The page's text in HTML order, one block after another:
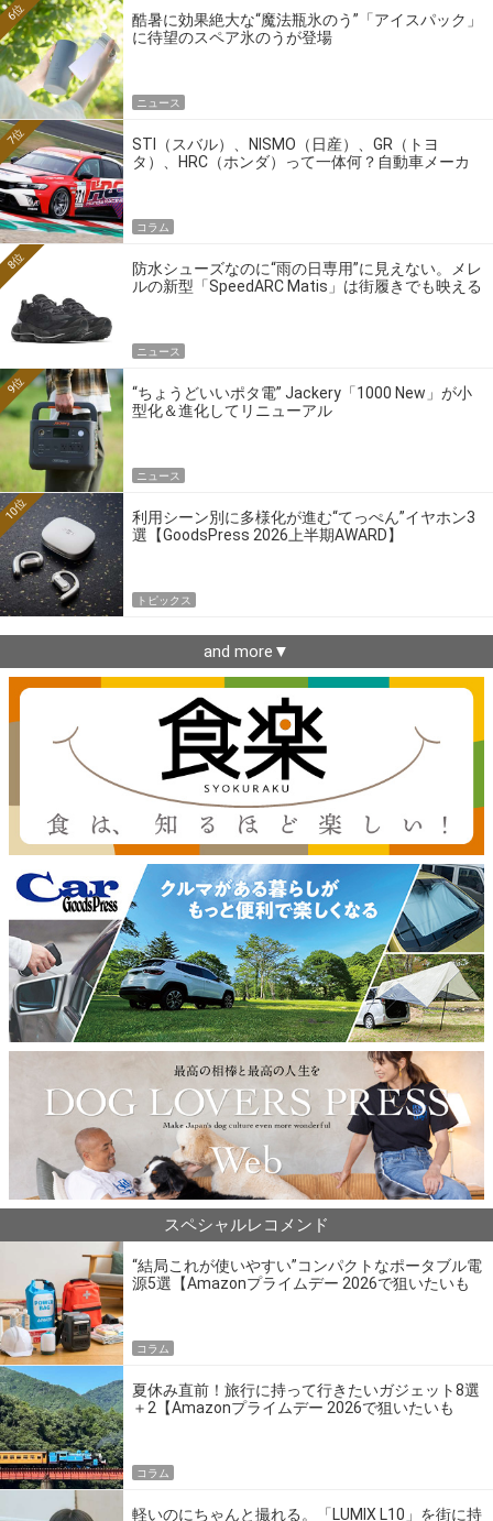
酷暑に効果絶大な“魔法瓶氷のう”「アイスパック」
に待望のスペア氷のうが登場
6位
ニュース
STI（スバル）、NISMO（日産）、GR（トヨ
タ）、HRC（ホンダ）って一体何？自動車メーカ
7位
コラム
防水シューズなのに“雨の日専用”に見えない。メレ
ルの新型「SpeedARC Matis」は街履きでも映える
8位
ニュース
“ちょうどいいポタ電” Jackery「1000 New」が小
型化＆進化してリニューアル
9位
ニュース
利用シーン別に多様化が進む“てっぺん”イヤホン3
選【GoodsPress 2026上半期AWARD】
10位
トピックス
and more▼
スペシャルレコメンド
“結局これが使いやすい”コンパクトなポータブル電
源5選【Amazonプライムデー 2026で狙いたいも
コラム
夏休み直前！旅行に持って行きたいガジェット8選
＋2【Amazonプライムデー 2026で狙いたいも
コラム
軽いのにちゃんと撮れる。「LUMIX L10」を街に持